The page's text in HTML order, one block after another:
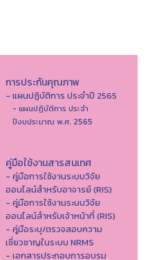
การประกันคุณภาพ
- แผนปฏิบัติการ ประจำปี 2565
- แผนปฏิบัติการ ประจำ
ปีงบประมาณ พ.ศ. 2565
คู่มือใช้งานสารสนเทศ
- คู่มือการใช้งานระบบวิจัย
ออนไลน์สำหรับอาจารย์ (RIS)
- คู่มือการใช้งานระบบวิจัย
ออนไลน์สำหรับเจ้าหน้าที่ (RIS)
- คู่มือระบุ/ตรวจสอบความ
เชี่ยวชาญในระบบ NRMS
- เอกสารประกอบการอบรม